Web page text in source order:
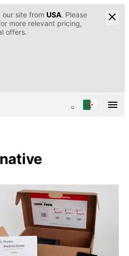
our site from USA. Please
more relevant pricing,
offers.